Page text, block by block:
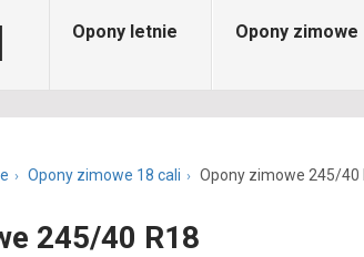
Opony letnie Opony zimowe
Opony zimowe 18 cali Opony zimowe 245/40
245/40 R18